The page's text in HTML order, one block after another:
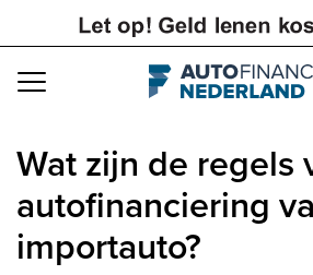
Navigation
Wat zijn de regels
autofinanciering
importauto?